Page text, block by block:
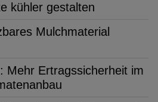
kühler gestalten
Mulchmaterial
Mehr Ertragssicherheit im